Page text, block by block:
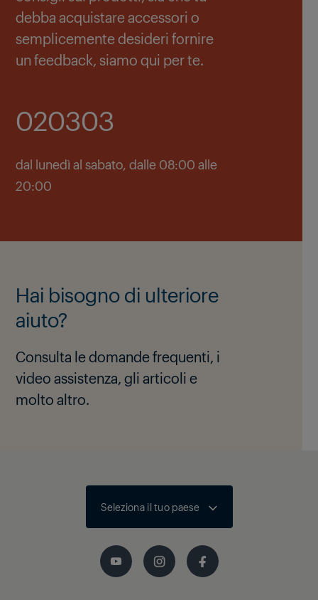
debba acquistare accessori o
semplicemente desideri fornire
un feedback, siamo qui per te.
020303
dal lunedì al sabato, dalle 08:00 alle
20:00
Hai bisogno di ulteriore
aiuto?
Consulta le domande frequenti, i
video assistenza, gli articoli e
molto altro.
Seleziona il tuo paese